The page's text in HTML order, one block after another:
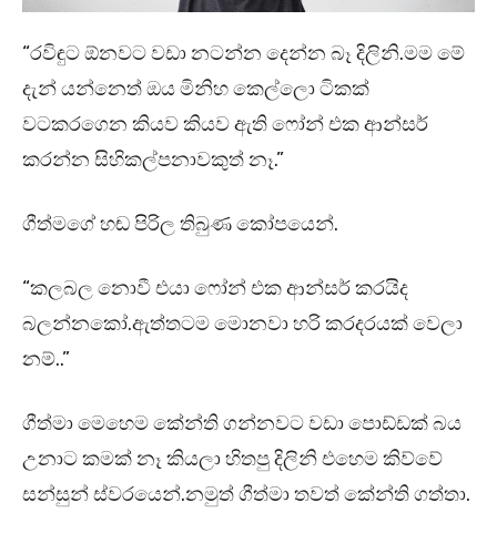
“රවිඳුට ඕනවට වඩා නටන්න දෙන්න බෑ දිලිනි.මම මේ
දැන් යන්නෙත් ඔය මිනිහ කෙල්ලො ටිකක්
වටකරගෙන කියව කියව ඇති ෆෝන් එක ආන්සර්
කරන්න සිහිකල්පනාවකුත් නෑ.”
ගීත්මගේ හඬ පිරිල තිබුණ කෝපයෙන්.
“කලබල නොවී එයා ෆෝන් එක ආන්සර් කරයිද
බලන්නකෝ.ඇත්තටම මොනවා හරි කරදරයක් වෙලා
නම්..”
ගීත්මා මෙහෙම කේන්ති ගන්නවට වඩා පොඩ්ඩක් බය
උනාට කමක් නෑ කියලා හිතපු දිලිනි එහෙම කිව්වේ
සන්සුන් ස්වරයෙන්.නමුත් ගීත්මා තවත් කේන්ති ගත්තා.